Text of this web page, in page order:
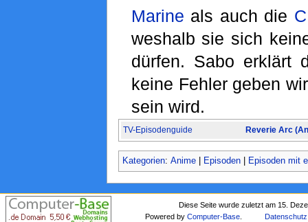
Marine als auch die
weshalb sie sich
dürfen. Sabo erklärt
keine Fehler geben
sein wird.
TV-Episodenguide Reverie Arc
Kategorien: Anime| Episoden| Episoden mit
Diese Seite wurde zuletzt am 15.
Powered byComputer-Base Datenschutz